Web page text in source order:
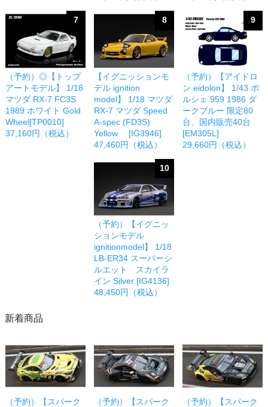
7
（予約）◎【トップ
アートモデル】 1/18
マツダ RX-7 FC3S
1989 ホワイト Gold
Wheel[TP0010]
37,160円（税込）
8
【イグニッションモ
デル ignition
model】 1/18 マツダ
RX-7 マツダ Speed
A-spec (FD3S)
Yellow [IG3946]
47,460円（税込）
9
（予約）【アイドロ
ン eidolon】 1/43 ポ
ルシェ 959 1986 ダ
ークブルー 限定80
台、国内販売40台
[EM305L]
29,660円（税込）
10
（予約）【イグニッ
ションモデル
ignitionmodel】 1/18
LB-ER34 スーパーシ
ルエット スカイラ
イン Silver [IG4136]
48,450円（税込）
新着商品
（予約）【スパーク
（予約）【スパーク
（予約）【スパーク